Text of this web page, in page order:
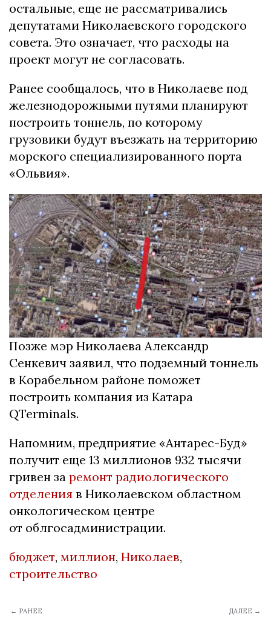
остальные, еще не рассматривались
депутатами Николаевского городского
совета. Это означает, что расходы на
проект могут не согласовать.
Ранее сообщалось, что в Николаеве под
железнодорожными путями планируют
построить тоннель, по которому
грузовики будут въезжать на территорию
морского специализированного порта
«Ольвия».
Позже мэр Николаева Александр
Сенкевич заявил, что подземный тоннель
в Корабельном районе поможет
построить компания из Катара
QTerminals.
Напомним, предприятие «Антарес-Буд»
получит еще 13 миллионов 932 тысячи
гривен за ремонт радиологического
отделения в Николаевском областном
онкологическом центре
от облгосадминистрации.
бюджет, миллион, Николаев,
строительство
← РАНЕЕ ДАЛЕЕ →